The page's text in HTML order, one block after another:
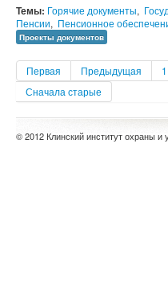
Темы: Горячие документы,
Пенсии, Пенсионное
Проекты документов
Первая Предыдущая 1
Сначала старые
© 2012 Клинский институт охраны и